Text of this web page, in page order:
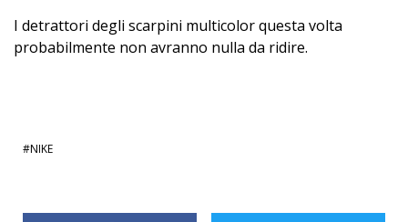
I detrattori degli scarpini multicolor questa volta
probabilmente non avranno nulla da ridire.
NIKE